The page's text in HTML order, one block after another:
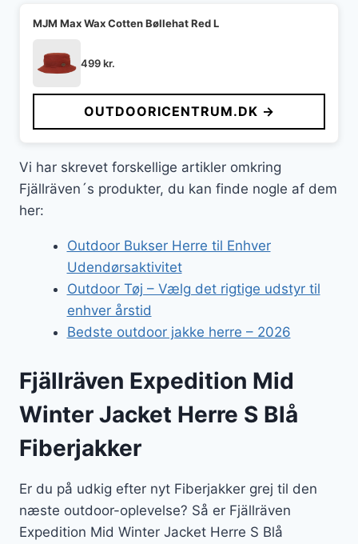
MJM Max Wax Cotten Bøllehat Red L
499kr.
OUTDOORICENTRUM.DK →
Vi har skrevet forskellige artikler omkring
Fjällräven´s produkter, du kan finde nogle af dem
her:
Outdoor Bukser Herre til Enhver
Udendørsaktivitet
Outdoor Tøj – Vælg det rigtige udstyr til
enhver årstid
Bedste outdoor jakke herre – 2026
Fjällräven Expedition Mid
Winter Jacket Herre S Blå
Fiberjakker
Er du på udkig efter nyt Fiberjakker grej til den
næste outdoor-oplevelse? Så er Fjällräven
Expedition Mid Winter Jacket Herre S Blå